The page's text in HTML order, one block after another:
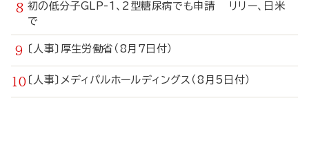
初の低分子GLP-1、2型糖尿病でも申請 リリー、日米
で
〔人事〕厚生労働省（8月7日付）
〔人事〕メディパルホールディングス（8月5日付）